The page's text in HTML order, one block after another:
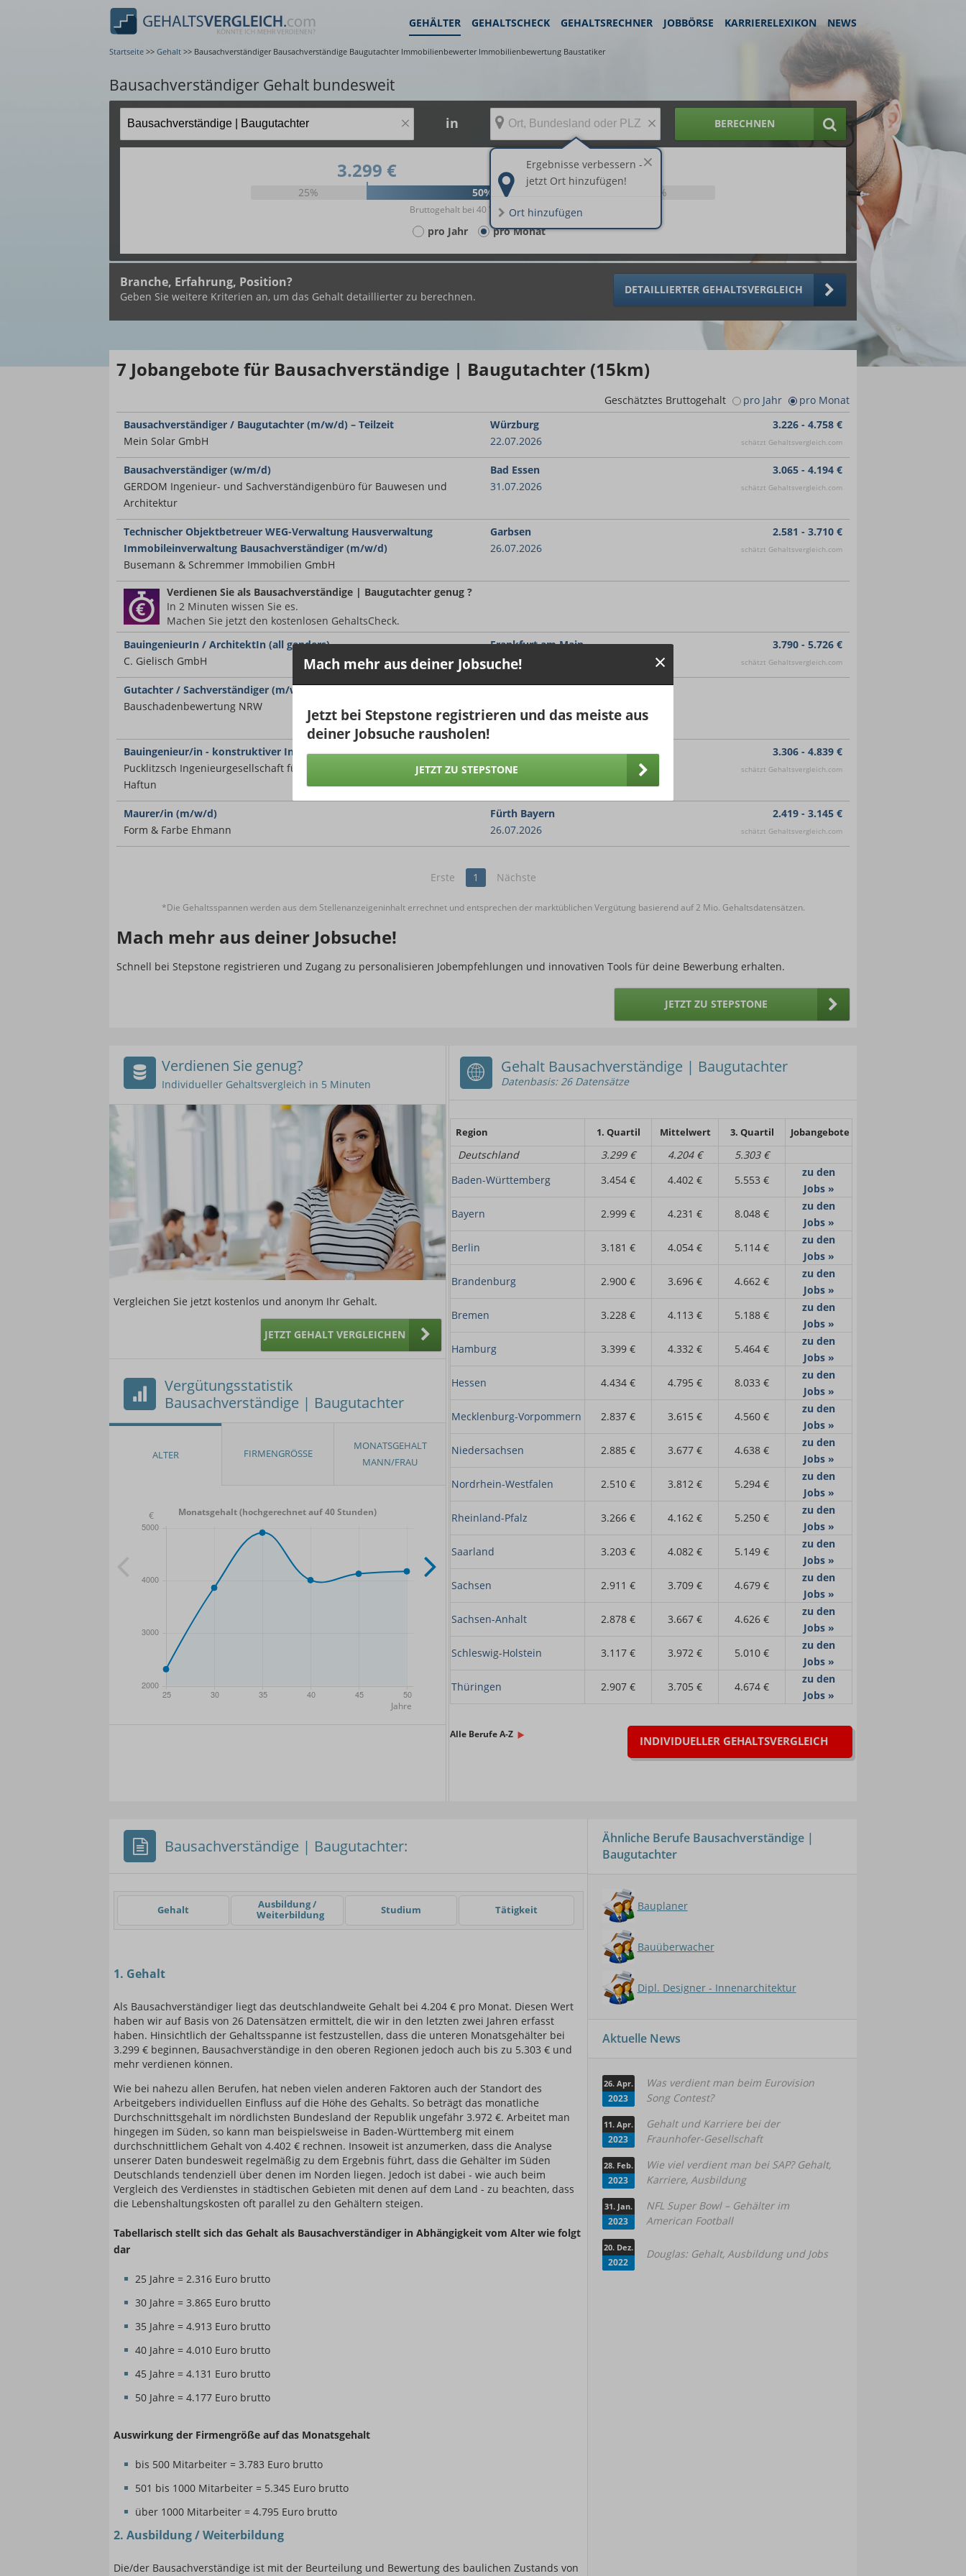
GEHÄLTER GEHALTSCHECK GEHALTSRECHNER JOBBÖRSE KARRIERELEXIKON NEWS
Startseite >> Gehalt >> Bausachverständiger Bausachverständige Baugutachter Immobilienbewerter Immobilienbewertung Baustatiker
Bausachverständiger Gehalt bundesweit
× in
Ergebnisse verbessern -
jetzt Ort hinzufügen!
Ort hinzufügen
× BERECHNEN
3.299 € 5.303 €
25% 50% 25%
Bruttogehalt bei 40 Wochenstunden.
pro Jahr pro Monat
Branche, Erfahrung, Position?
Geben Sie weitere Kriterien an, um das Gehalt detaillierter zu berechnen.
DETAILLIERTER GEHALTSVERGLEICH
7 Jobangebotefür Bausachverständige | Baugutachter (15km)
Geschätztes Bruttogehalt pro Jahr
pro Monat
Bausachverständiger / Baugutachter (m/w/d) – Teilzeit
Mein Solar GmbH
Würzburg
22.07.2026
3.226 - 4.758 €
schätzt Gehaltsvergleich.com
Bausachverständiger (w/m/d)
GERDOM Ingenieur- und Sachverständigenbüro für Bauwesen und
Architektur
Bad Essen
31.07.2026
3.065 - 4.194 €
schätzt Gehaltsvergleich.com
Technischer Objektbetreuer WEG-Verwaltung Hausverwaltung
Immobileinverwaltung Bausachverständiger (m/w/d)
Busemann & Schremmer Immobilien GmbH
Garbsen
26.07.2026
2.581 - 3.710 €
schätzt Gehaltsvergleich.com
Verdienen Sie als Bausachverständige | Baugutachter genug ?
In 2 Minuten wissen Sie es.
Machen Sie jetzt den kostenlosen GehaltsCheck.
BauingenieurIn / ArchitektIn (all genders)
C. Gielisch GmbH
Frankfurt am Main
28.07.2026
3.790 - 5.726 €
schätzt Gehaltsvergleich.com
Gutachter / Sachverständiger (m/w/d)
Bauschadenbewertung NRW
Nordrhein-Westfalen,
Deutschland
25.07.2026
Bauingenieur/in - konstruktiver Ingenieurbau
Pucklitzsch Ingenieurgesellschaft für Tragwerkplanung mit beschränkter
Haftun
Arnsberg Westfalen
04.08.2026
3.306 - 4.839 €
schätzt Gehaltsvergleich.com
Maurer/in (m/w/d)
Form & Farbe Ehmann
Fürth Bayern
26.07.2026
2.419 - 3.145 €
schätzt Gehaltsvergleich.com
Erste 1 Nächste
*Die Gehaltsspannen werden aus dem Stellenanzeigeninhalt errechnet und entsprechen der marktüblichen Vergütung basierend auf 2 Mio. Gehaltsdatensätzen.
Mach mehr aus deiner Jobsuche!
Schnell bei Stepstone registrieren und Zugang zu personalisieren Jobempfehlungen und innovativen Tools für deine Bewerbung erhalten.
JETZT ZU STEPSTONE
Mach mehr aus deiner Jobsuche!
Jetzt bei Stepstone registrieren und das meiste aus
deiner Jobsuche rausholen!
JETZT ZU STEPSTONE
Gehalt Bausachverständige | Baugutachter
Datenbasis: 26 Datensätze
Region 1. Quartil Mittelwert 3. Quartil Jobangebote
Deutschland 3.299 € 4.204 €
5.303 €
Baden-Württemberg
3.454 € 4.402 € 5.553 €
zu den
Jobs »
Bayern
2.999 € 4.231 € 8.048 €
zu den
Jobs »
Berlin
3.181 € 4.054 € 5.114 €
zu den
Jobs »
Brandenburg
2.900 € 3.696 € 4.662 €
zu den
Jobs »
Bremen
3.228 € 4.113 € 5.188 €
zu den
Jobs »
Hamburg
3.399 € 4.332 € 5.464 €
zu den
Jobs »
Hessen
4.434 € 4.795 € 8.033 €
zu den
Jobs »
Mecklenburg-Vorpommern
2.837 € 3.615 € 4.560 €
zu den
Jobs »
Niedersachsen
2.885 € 3.677 € 4.638 €
zu den
Jobs »
Nordrhein-Westfalen
2.510 € 3.812 € 5.294 €
zu den
Jobs »
Rheinland-Pfalz
3.266 € 4.162 € 5.250 €
zu den
Jobs »
Saarland
3.203 € 4.082 € 5.149 €
zu den
Jobs »
Sachsen
2.911 € 3.709 € 4.679 €
zu den
Jobs »
Sachsen-Anhalt
2.878 € 3.667 € 4.626 €
zu den
Jobs »
Schleswig-Holstein
3.117 € 3.972 € 5.010 €
zu den
Jobs »
Thüringen
2.907 € 3.705 € 4.674 €
zu den
Jobs »
Alle Berufe A-Z INDIVIDUELLER GEHALTSVERGLEICH
Verdienen Sie genug?
Individueller Gehaltsvergleich in 5 Minuten
Vergleichen Sie jetzt kostenlos und anonym Ihr Gehalt.
JETZT GEHALT VERGLEICHEN
Vergütungsstatistik
Bausachverständige | Baugutachter
Monatsgehalt (hochgerechnet auf 40 Stunden)
Bausachverständige | Baugutachter:
Gehalt
Ausbildung /
Weiterbildung
Studium Tätigkeit
1. Gehalt
Als Bausachverständiger liegt das deutschlandweite Gehalt bei 4.204 € pro Monat. Diesen Wert
haben wir auf Basis von 26 Datensätzen ermittelt, die wir in den letzten zwei Jahren erfasst
haben. Hinsichtlich der Gehaltsspanne ist festzustellen, dass die unteren Monatsgehälter bei
3.299 € beginnen, Bausachverständige in den oberen Regionen jedoch auch bis zu 5.303 € und
mehr verdienen können.
Wie bei nahezu allen Berufen, hat neben vielen anderen Faktoren auch der Standort des
Arbeitgebers individuellen Einfluss auf die Höhe des Gehalts. So beträgt das monatliche
Durchschnittsgehalt im nördlichsten Bundesland der Republik ungefähr 3.972 €. Arbeitet man
hingegen im Süden, so kann man beispielsweise in Baden-Württemberg mit einem
durchschnittlichem Gehalt von 4.402 € rechnen. Insoweit ist anzumerken, dass die Analyse
unserer Daten bundesweit regelmäßig zu dem Ergebnis führt, dass die Gehälter im Süden
Deutschlands tendenziell über denen im Norden liegen. Jedoch ist dabei - wie auch beim
Vergleich des Verdienstes in städtischen Gebieten mit denen auf dem Land - zu beachten, dass
die Lebenshaltungskosten oft parallel zu den Gehältern steigen.
Tabellarisch stellt sich das Gehalt als Bausachverständiger in Abhängigkeit vom Alter wie folgt
dar
25 Jahre = 2.316 Euro brutto
30 Jahre = 3.865 Euro brutto
35 Jahre = 4.913 Euro brutto
40 Jahre = 4.010 Euro brutto
45 Jahre = 4.131 Euro brutto
50 Jahre = 4.177 Euro brutto
Auswirkung der Firmengröße auf das Monatsgehalt
bis 500 Mitarbeiter = 3.783 Euro brutto
501 bis 1000 Mitarbeiter = 5.345 Euro brutto
über 1000 Mitarbeiter = 4.795 Euro brutto
2. Ausbildung / Weiterbildung
Die/der Bausachverständige ist mit der Beurteilung und Bewertung des baulichen Zustands von
Ähnliche Berufe Bausachverständige |
Baugutachter
Bauplaner
Bauüberwacher
Dipl. Designer - Innenarchitektur
Aktuelle News
26. Apr.
2023
Was verdient man beim Eurovision
Song Contest?
11. Apr.
2023
Gehalt und Karriere bei der
Fraunhofer-Gesellschaft
28. Feb.
2023
Wie viel verdient man bei SAP? Gehalt,
Karriere, Ausbildung
31. Jan.
2023
NFL Super Bowl – Gehälter im
American Football
20. Dez.
2022
Douglas: Gehalt, Ausbildung und Jobs